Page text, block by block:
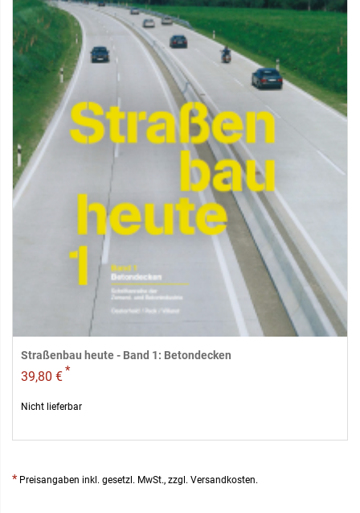
Straßenbau heute - Band 1: Betondecken
39,80 €*
Nicht lieferbar
*Preisangaben inkl. gesetzl. MwSt., zzgl. Versandkosten.